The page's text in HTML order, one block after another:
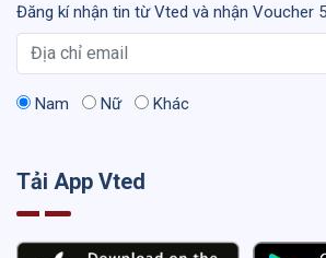
Đăng kí nhận tin từ Vted và nhận Voucher
Nam Nữ Khác
Tải App Vted